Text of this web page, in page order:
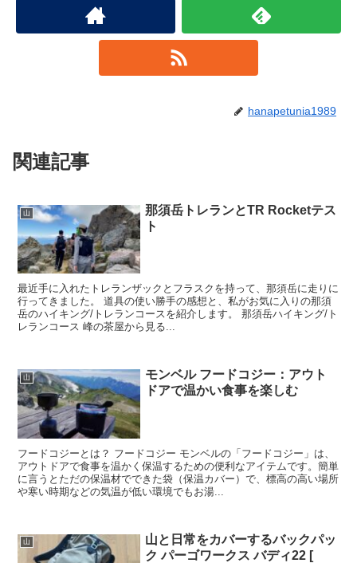
hanapetunia1989
関連記事
山
那須岳トレランとTR Rocketテス
ト
最近手に入れたトレランザックとフラスクを持って、那須岳に走りに
行ってきました。 道具の使い勝手の感想と、私がお気に入りの那須
岳のハイキング/トレランコースを紹介します。 那須岳ハイキング/ト
レランコース 峰の茶屋から見る...
山
モンベル フードコジー：アウト
ドアで温かい食事を楽しむ
フードコジーとは？ フードコジー モンベルの「フードコジー」は、
アウトドアで食事を温かく保温するための便利なアイテムです。簡単
に言うとただの保温材でできた袋（保温カバー）で、標高の高い場所
や寒い時期などの気温が低い環境でもお湯...
山
山と日常をカバーするバックパッ
ク パーゴワークス バディ22 [